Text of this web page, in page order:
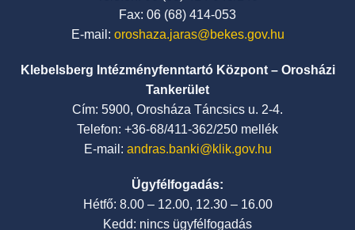
Fax: 06 (68) 414-053
E-mail: oroshaza.jaras@bekes.gov.hu
Klebelsberg Intézményfenntartó Központ – Orosházi
Tankerület
Cím: 5900, Orosháza Táncsics u. 2-4.
Telefon: +36-68/411-362/250 mellék
E-mail: andras.banki@klik.gov.hu
Ügyfélfogadás:
Hétfő: 8.00 – 12.00, 12.30 – 16.00
Kedd: nincs ügyfélfogadás